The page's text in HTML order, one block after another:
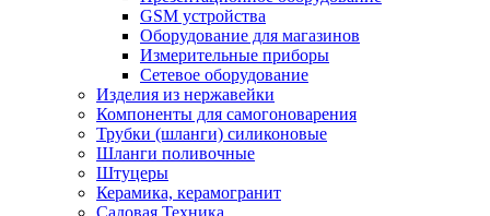
GSM устройства
Оборудование для магазинов
Измерительные приборы
Сетевое оборудование
Изделия из нержавейки
Компоненты для самогоноварения
Трубки (шланги) силиконовые
Шланги поливочные
Штуцеры
Керамика, керамогранит
Садовая Техника